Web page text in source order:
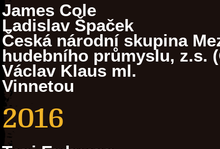
James Cole
Ladislav Špaček
Česká národní skupina
hudebního průmyslu, z.s.
Václav Klaus ml.
Vinnetou
2016